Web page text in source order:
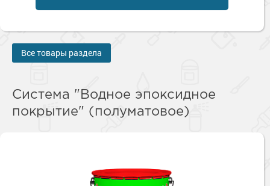
Все товары раздела
Система "Водное эпоксидное
покрытие" (полуматовое)